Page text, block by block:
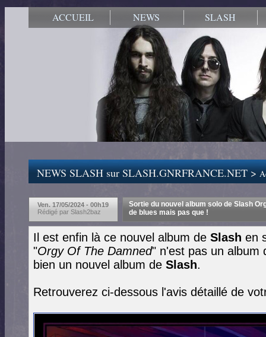
ACCUEIL NEWS SLASH
NEWS SLASH sur SLASH.GNRFRANCE.NET >
Ven. 17/05/2024 - 00h19
Rédigé par Slash2baz
Sortie du nouvel album solo de Slash
de blues mais pas que !
Il est enfin là ce nouvel album de Slash en
"Orgy Of The Damned" n'est pas un album
bien un nouvel album de Slash.
Retrouverez ci-dessous l'avis détaillé de